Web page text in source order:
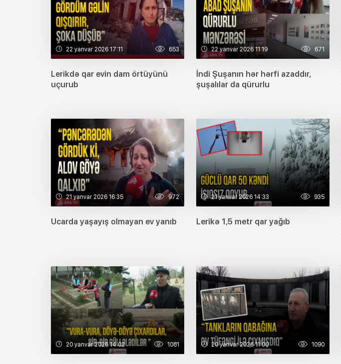
22 yanvar 2026 17:11 653
Lerikdə qar evin dam örtüyünü
uçurub
22 yanvar 2026 11:19 671
İndi Şuşanın hər hərfi azaddır,
şuşalılar da qürurlu
21 yanvar 2026 16:35 972
Ucarda yaşayış olmayan ev yanıb
21 yanvar 2026 14:33 935
Lerikə 1,5 metr qar yağıb
20 yanvar 2026 14:02 1081 20 yanvar 2026 11:00 1090